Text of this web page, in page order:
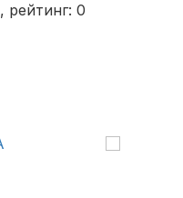
, рейтинг: 0